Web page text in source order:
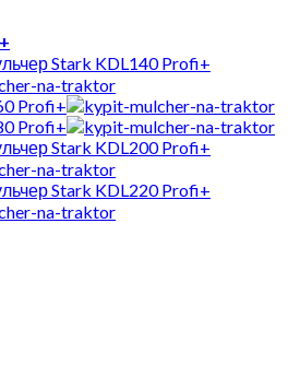
Stark KDL140 Profi+
Profi+
Profi+
Stark KDL200 Profi+
Stark KDL220 Profi+